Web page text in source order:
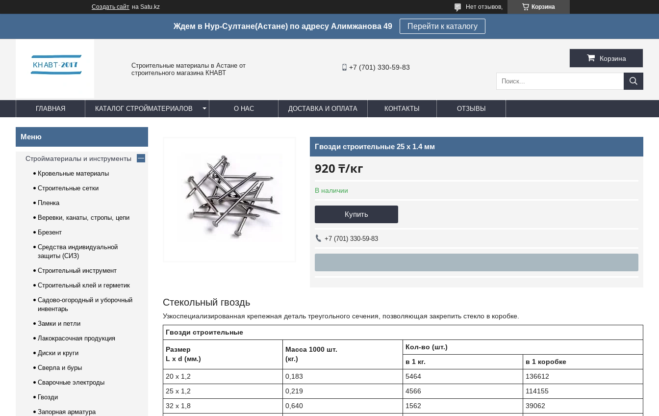
Создать сайт на Satu.kz Корзина
Нет отзывов,
Ждем в Нур-Султане(Астане) по адресу Алимжанова 49 Перейти к каталогу
Строительные материалы в Астане от
строительного магазина КНАВТ
+7 (701) 330-59-83
Корзина
ГЛАВНАЯ КАТАЛОГ СТРОЙМАТЕРИАЛОВ О НАС ДОСТАВКА И ОПЛАТА КОНТАКТЫ ОТЗЫВЫ
Гвозди строительные 25 х 1.4 мм
920 ₸/кг
В наличии
Купить
+7 (701) 330-59-83
Стекольный гвоздь
Узкоспециализированная крепежная деталь треугольного сечения, позволяющая закрепить стекло в коробке.
Гвозди строительные
Размер
L x d (мм.)
Масса 1000 шт.
(кг.)
Кол-во (шт.)
в 1 кг.
в 1 коробке
20 x 1,2
0,183 5464
136612
25 x 1,2
0,219 4566
114155
32 x 1,8
0,640 1562
39062
Стройматериалы и инструменты
Кровельные материалы
Строительные сетки
Пленка
Веревки, канаты, стропы, цепи
Брезент
Средства индивидуальной
защиты (СИЗ)
Строительный инструмент
Строительный клей и герметик
Садово-огородный и уборочный
инвентарь
Замки и петли
Лакокрасочная продукция
Диски и круги
Сверла и буры
Сварочные электроды
Гвозди
Запорная арматура